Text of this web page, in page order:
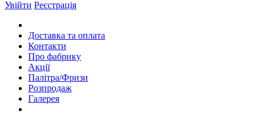
Увійти Реєстрація
Доставка та оплата
Контакти
Про фабрику
Акції
Палітра/Фризи
Розпродаж
Галерея